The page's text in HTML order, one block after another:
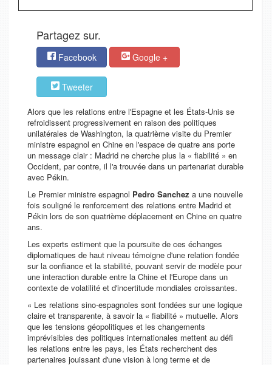
Partagez sur.
Facebook Google +
Tweeter
Alors que les relations entre l'Espagne et les États-Unis se
refroidissent progressivement en raison des politiques
unilatérales de Washington, la quatrième visite du Premier
ministre espagnol en Chine en l'espace de quatre ans porte
un message clair : Madrid ne cherche plus la « fiabilité » en
Occident, par contre, il l'a trouvée dans un partenariat durable
avec Pékin.
Le Premier ministre espagnol Pedro Sanchez a une nouvelle
fois souligné le renforcement des relations entre Madrid et
Pékin lors de son quatrième déplacement en Chine en quatre
ans.
Les experts estiment que la poursuite de ces échanges
diplomatiques de haut niveau témoigne d'une relation fondée
sur la confiance et la stabilité, pouvant servir de modèle pour
une interaction durable entre la Chine et l'Europe dans un
contexte de volatilité et d'incertitude mondiales croissantes.
« Les relations sino-espagnoles sont fondées sur une logique
claire et transparente, à savoir la « fiabilité » mutuelle. Alors
que les tensions géopolitiques et les changements
imprévisibles des politiques internationales mettent au défi
les relations entre les pays, les États recherchent des
partenaires jouissant d'une vision à long terme et de